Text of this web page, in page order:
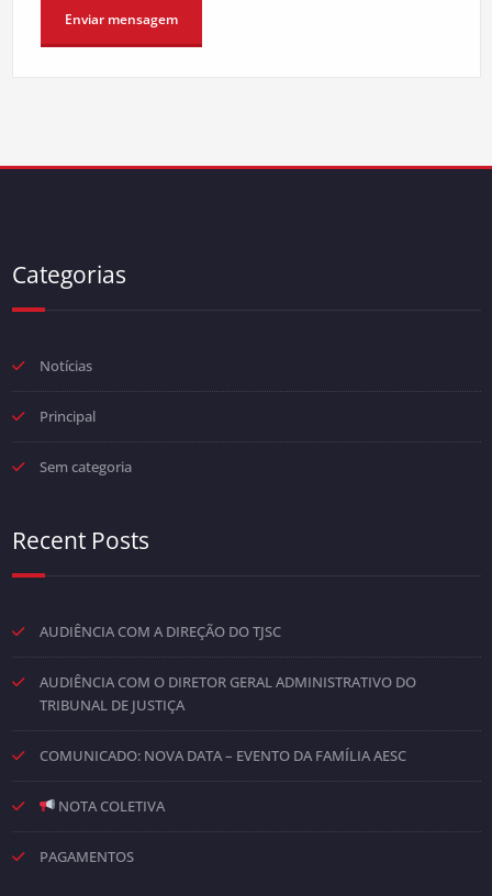
Categorias
Notícias
Principal
Sem categoria
Recent Posts
AUDIÊNCIA COM A DIREÇÃO DO TJSC
AUDIÊNCIA COM O DIRETOR GERAL ADMINISTRATIVO DO
TRIBUNAL DE JUSTIÇA
COMUNICADO: NOVA DATA – EVENTO DA FAMÍLIA AESC
NOTA COLETIVA
PAGAMENTOS